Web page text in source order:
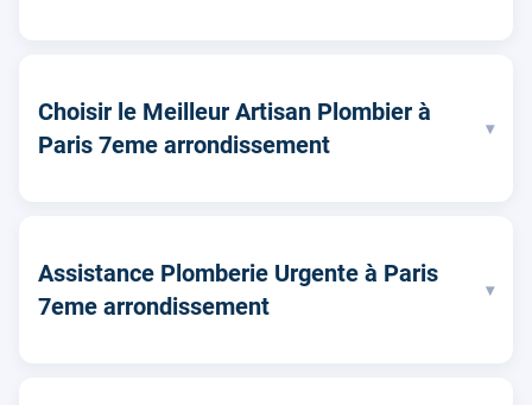
Choisir le Meilleur Artisan Plombier à
Paris 7eme arrondissement
▾
Assistance Plomberie Urgente à Paris
7eme arrondissement
▾